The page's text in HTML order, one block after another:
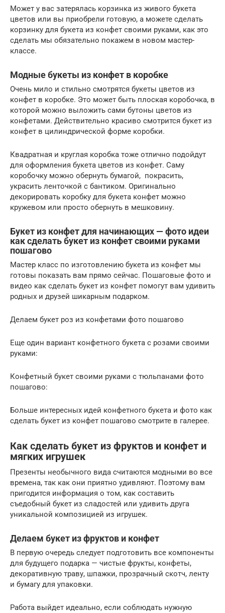
Может у вас затерялась корзинка из живого букета
цветов или вы приобрели готовую, а можете сделать
корзинку для букета из конфет своими руками, как это
сделать мы обязательно покажем в новом мастер-
классе.
Модные букеты из конфет в коробке
Очень мило и стильно смотрятся букеты цветов из
конфет в коробке. Это может быть плоская коробочка, в
которой можно выложить сами бутоны цветов из
конфетами. Действительно красиво смотрится букет из
конфет в цилиндрической форме коробки.
Квадратная и круглая коробка тоже отлично подойдут
для оформления букета цветов из конфет. Саму
коробочку можно обернуть бумагой, покрасить,
украсить ленточкой с бантиком. Оригинально
декорировать коробку для букета конфет можно
кружевом или просто обернуть в мешковину.
Букет из конфет для начинающих — фото идеи
как сделать букет из конфет своими руками
пошагово
Мастер класс по изготовлению букета из конфет мы
готовы показать вам прямо сейчас. Пошаговые фото и
видео как сделать букет из конфет помогут вам удивить
родных и друзей шикарным подарком.
Делаем букет роз из конфетами фото пошагово
Еще один вариант конфетного букета с розами своими
руками:
Конфетный букет своими руками с тюльпанами фото
пошагово:
Больше интересных идей конфетного букета и фото как
сделать букет из конфет пошагово смотрите в галерее.
Как сделать букет из фруктов и конфет и
мягких игрушек
Презенты необычного вида считаются модными во все
времена, так как они приятно удивляют. Поэтому вам
пригодится информация о том, как составить
съедобный букет из сладостей или удивить друга
уникальной композицией из игрушек.
Делаем букет из фруктов и конфет
В первую очередь следует подготовить все компоненты
для будущего подарка — чистые фрукты, конфеты,
декоративную траву, шпажки, прозрачный скотч, ленту
и бумагу для упаковки.
Работа выйдет идеально, если соблюдать нужную